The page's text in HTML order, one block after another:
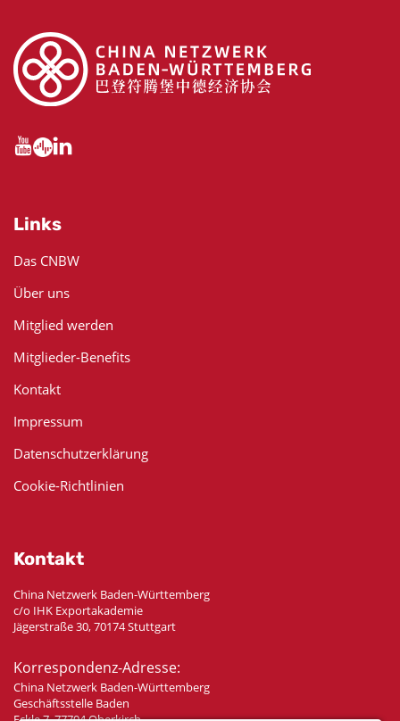
Links
Das CNBW
Über uns
Mitglied werden
Mitglieder-Benefits
Kontakt
Impressum
Datenschutzerklärung
Cookie-Richtlinien
Kontakt
China Netzwerk Baden-Württemberg
c/o IHK Exportakademie
Jägerstraße 30, 70174 Stuttgart
Korrespondenz-Adresse:
China Netzwerk Baden-Württemberg
Geschäftsstelle Baden